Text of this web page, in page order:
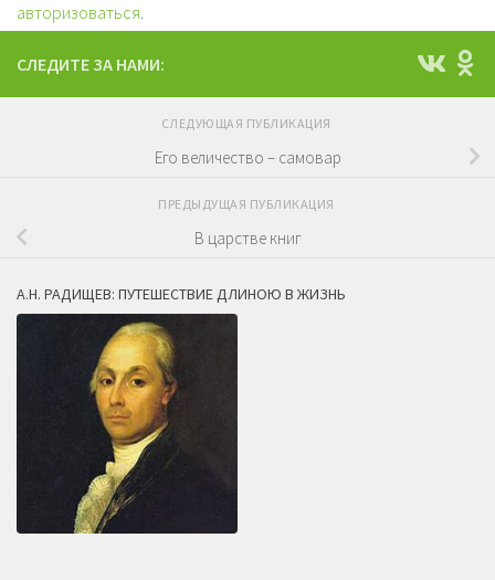
авторизоваться.
СЛЕДИТЕ ЗА НАМИ:
СЛЕДУЮЩАЯ ПУБЛИКАЦИЯ
Его величество – самовар
ПРЕДЫДУЩАЯ ПУБЛИКАЦИЯ
В царстве книг
А.Н. РАДИЩЕВ: ПУТЕШЕСТВИЕ ДЛИНОЮ В ЖИЗНЬ